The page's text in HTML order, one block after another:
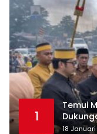
1
Temui
18